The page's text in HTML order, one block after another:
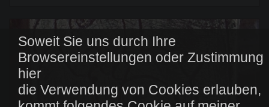
Soweit Sie uns durch Ihre
Browsereinstellungen oder Zustimmung
hier
die Verwendung von Cookies erlauben,